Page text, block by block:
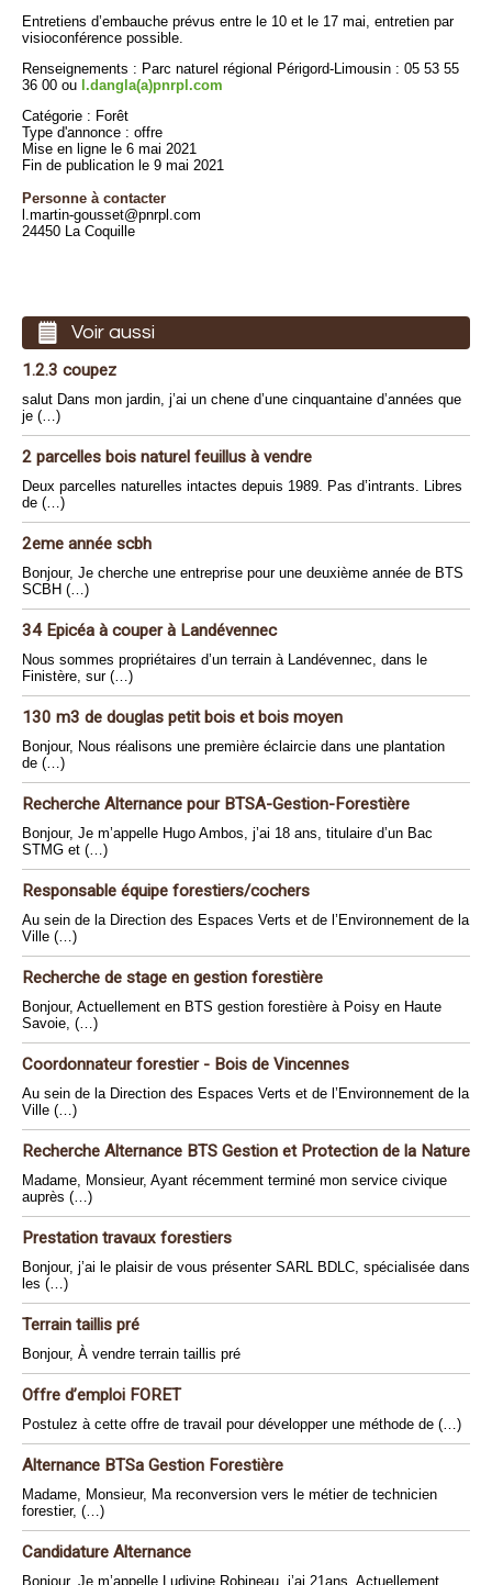
Entretiens d’embauche prévus entre le 10 et le 17 mai, entretien par
visioconférence possible.
Renseignements : Parc naturel régional Périgord-Limousin : 05 53 55
36 00 ou l.dangla(a)pnrpl.com
Catégorie : Forêt
Type d'annonce : offre
Mise en ligne le 6 mai 2021
Fin de publication le 9 mai 2021
Personne à contacter
l.martin-gousset@pnrpl.com
24450 La Coquille
Voir aussi
1.2.3 coupez
salut Dans mon jardin, j’ai un chene d’une cinquantaine d’années que
je (…)
2 parcelles bois naturel feuillus à vendre
Deux parcelles naturelles intactes depuis 1989. Pas d’intrants. Libres
de (…)
2eme année scbh
Bonjour, Je cherche une entreprise pour une deuxième année de BTS
SCBH (…)
34 Epicéa à couper à Landévennec
Nous sommes propriétaires d’un terrain à Landévennec, dans le
Finistère, sur (…)
130 m3 de douglas petit bois et bois moyen
Bonjour, Nous réalisons une première éclaircie dans une plantation
de (…)
Recherche Alternance pour BTSA-Gestion-Forestière
Bonjour, Je m’appelle Hugo Ambos, j’ai 18 ans, titulaire d’un Bac
STMG et (…)
Responsable équipe forestiers/cochers
Au sein de la Direction des Espaces Verts et de l’Environnement de la
Ville (…)
Recherche de stage en gestion forestière
Bonjour, Actuellement en BTS gestion forestière à Poisy en Haute
Savoie, (…)
Coordonnateur forestier - Bois de Vincennes
Au sein de la Direction des Espaces Verts et de l’Environnement de la
Ville (…)
Recherche Alternance BTS Gestion et Protection de la Nature
Madame, Monsieur, Ayant récemment terminé mon service civique
auprès (…)
Prestation travaux forestiers
Bonjour, j’ai le plaisir de vous présenter SARL BDLC, spécialisée dans
les (…)
Terrain taillis pré
Bonjour, À vendre terrain taillis pré
Offre d’emploi FORET
Postulez à cette offre de travail pour développer une méthode de (…)
Alternance BTSa Gestion Forestière
Madame, Monsieur, Ma reconversion vers le métier de technicien
forestier, (…)
Candidature Alternance
Bonjour, Je m’appelle Ludivine Robineau, j’ai 21ans. Actuellement